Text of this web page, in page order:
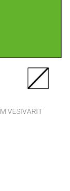
VESIVÄRIT